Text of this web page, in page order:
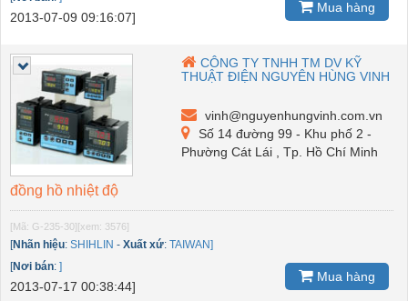
2013-07-09 09:16:07]
Mua hàng
CÔNG TY TNHH TM DV KỸ
THUẬT ĐIỆN NGUYÊN HÙNG VINH
vinh@nguyenhungvinh.com.vn
Số 14 đường 99 - Khu phố 2 -
Phường Cát Lái , Tp. Hồ Chí Minh
đồng hồ nhiệt độ
[Mã: G-235-30][xem: 3576]
[Nhãn hiệu: SHIHLIN - Xuất xứ: TAIWAN]
[Nơi bán: ]
2013-07-17 00:38:44]
Mua hàng